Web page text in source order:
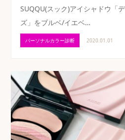
SUQQU(スック)アイシャドウ「
ズ」をブルベ/イエベ…
パーソナルカラー診断 2020.01.01